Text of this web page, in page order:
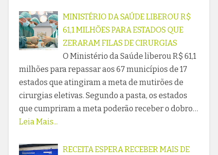
MINISTÉRIO DA SAÚDE LIBEROU R$
61,1 MILHÕES PARA ESTADOS QUE
ZERARAM FILAS DE CIRURGIAS
O Ministério da Saúde liberou R$ 61,1
milhões para repassar aos 67 municípios de 17
estados que atingiram a meta de mutirões de
cirurgias eletivas. Segundo a pasta, os estados
que cumpriram a meta poderão receber o dobro…
Leia Mais...
RECEITA ESPERA RECEBER MAIS DE